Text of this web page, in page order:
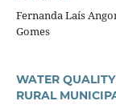
Fernanda Laís
Gomes
WATER
RURAL